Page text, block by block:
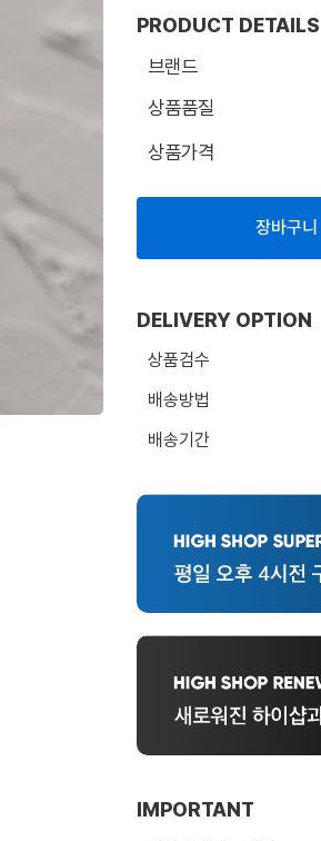
PRODUCT DETAILS
브랜드
상품품질
상품가격
장바구니
DELIVERY OPTION
상품검수
배송방법
배송기간
IMPORTANT